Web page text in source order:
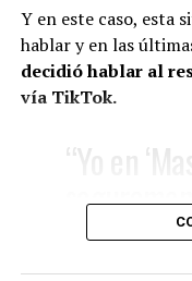
con Iván Marín
Ante esto, hubo un
pregunta y
“No, la
ama no
Y en este caso, esta
hablar y en las
decidió hablar al
vía TikTok.
“Yo en
hormonas